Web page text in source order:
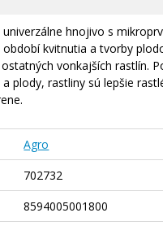
hnojivo s
kvitnutia a tvorby
vonkajších rastlín.
plody, rastliny sú lepšie
Agro
702732
8594005001800